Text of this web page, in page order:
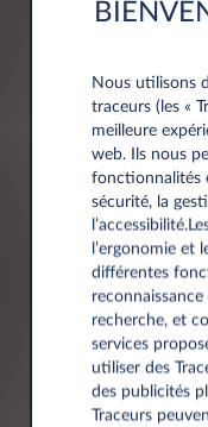
Numéro de TVA*
Adresse
Nous utilisons
traceurs (les «
meilleure
web. Ils nous
fonctionnalités
sécurité, la
l’ergonomie et
différentes
recherche, et
services
utiliser des
des publicités
Traceurs